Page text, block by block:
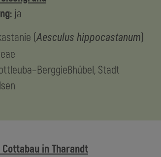
ja
(Aesculus hippocastanum)
Stadt
in Tharandt